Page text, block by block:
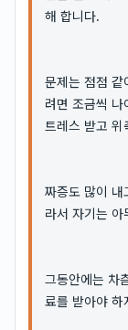
해 합니다.
문제는 점점 같
려면 조금씩
트레스 받고
짜증도 많이 내
라서 자기는 아
그동안에는 차
료를 받아야 하